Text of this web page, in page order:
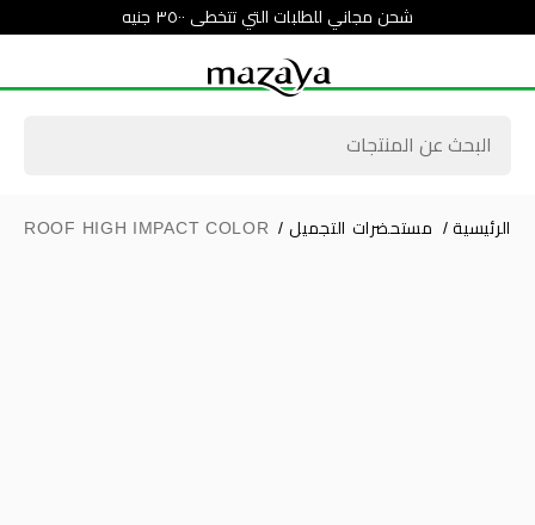
شحن مجاني للطلبات التي تتخطى ٣٥٠٠ جنيه
الرئيسية / مستحضرات التجميل /
HIGH IMPACT COLOR